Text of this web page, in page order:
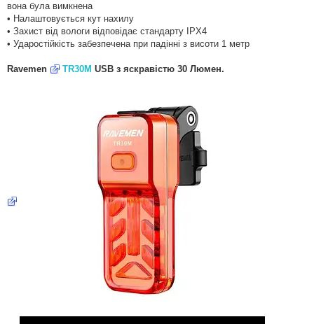
вона була вимкнена
• Налаштовується кут нахилу
• Захист від вологи відповідає стандарту IPX4
• Ударостійкість забезпечена при падінні з висоти 1 метр
Ravemen TR30M USB з яскравістю 30 Люмен.